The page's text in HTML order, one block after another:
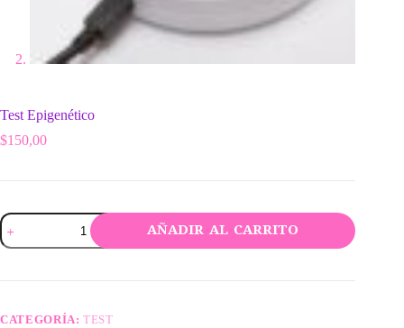
Test Epigenético
$150,00
Test
Epigenético
cantidad
AÑADIR AL CARRITO
CATEGORÍA:TEST